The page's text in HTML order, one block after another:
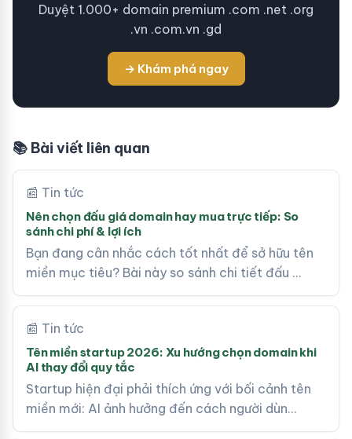
Duyệt 1.000+ domain premium .com .net .org
.vn .com.vn .gd
→ Khám phá ngay
📚 Bài viết liên quan
📰 Tin tức
Nên chọn đấu giá domain hay mua trực tiếp: So
sánh chi phí & lợi ích
Bạn đang cân nhắc cách tốt nhất để sở hữu tên
miền mục tiêu? Bài này so sánh chi tiết đấu …
📰 Tin tức
Tên miền startup 2026: Xu hướng chọn domain khi
AI thay đổi quy tắc
Startup hiện đại phải thích ứng với bối cảnh tên
miền mới: AI ảnh hưởng đến cách người dùn…